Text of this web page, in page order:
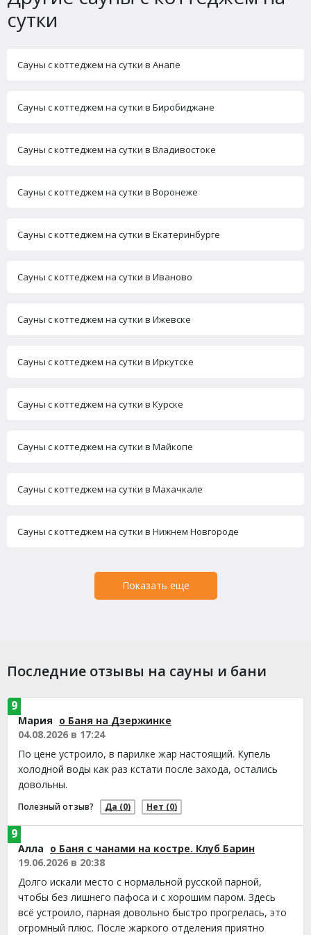
сутки
Сауны с коттеджем на сутки в Анапе
Сауны с коттеджем на сутки в Биробиджане
Сауны с коттеджем на сутки в Владивостоке
Сауны с коттеджем на сутки в Воронеже
Сауны с коттеджем на сутки в Екатеринбурге
Сауны с коттеджем на сутки в Иваново
Сауны с коттеджем на сутки в Ижевске
Сауны с коттеджем на сутки в Иркутске
Сауны с коттеджем на сутки в Курске
Сауны с коттеджем на сутки в Майкопе
Сауны с коттеджем на сутки в Махачкале
Сауны с коттеджем на сутки в Нижнем Новгороде
Показать еще
Последние отзывы на сауны и бани
Мария о Баня на Дзержинке
04.08.2026 в 17:24
По цене устроило, в парилке жар настоящий. Купель
холодной воды как раз кстати после захода, остались
довольны.
Полезный отзыв? Да (0) Нет (0)
9
Алла о Баня с чанами на костре. Клуб Барин
19.06.2026 в 20:38
Долго искали место с нормальной русской парной,
чтобы без лишнего пафоса и с хорошим паром. Здесь
всё устроило, парная довольно быстро прогрелась, это
огромный плюс. После жаркого отделения приятно
9